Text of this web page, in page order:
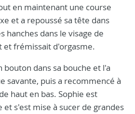
en maintenant une course
et a repoussé sa tête dans
hanches dans le visage de
et frémissait d'orgasme.
bouton dans sa bouche et l'a
savante, puis a recommencé à
haut en bas. Sophie est
et s'est mise à sucer de grandes